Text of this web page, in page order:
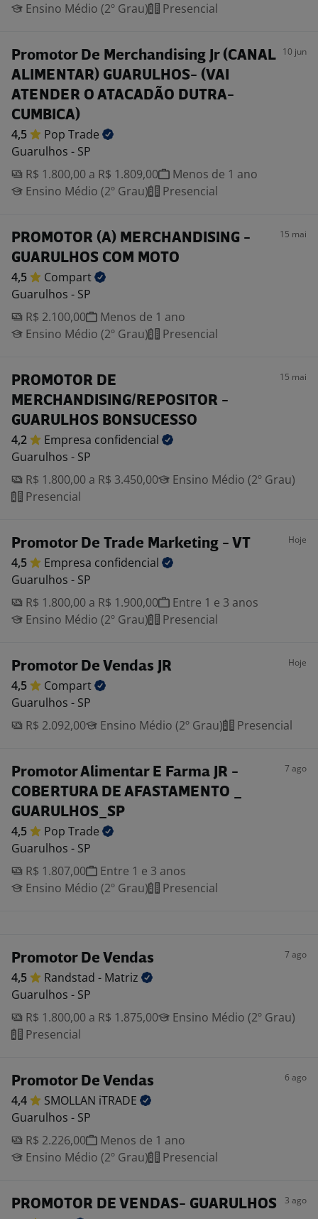
Ensino Médio (2º Grau)
Presencial
Promotor De Merchandising Jr (CANAL
ALIMENTAR) GUARULHOS- (VAI
ATENDER O ATACADÃO DUTRA-
CUMBICA)
10 jun
4,5 Pop Trade
Guarulhos - SP
R$ 1.800,00 a R$ 1.809,00
Menos de 1 ano
Ensino Médio (2º Grau)
Presencial
PROMOTOR (A) MERCHANDISING -
GUARULHOS COM MOTO
15 mai
4,5
Compart
Guarulhos - SP
R$ 2.100,00
Menos de 1 ano
Ensino Médio (2º Grau)
Presencial
PROMOTOR DE
MERCHANDISING/REPOSITOR -
GUARULHOS BONSUCESSO
15 mai
4,2 Empresa confidencial
Guarulhos - SP
R$ 1.800,00 a R$ 3.450,00
Ensino Médio (2º Grau)
Presencial
Promotor De Trade Marketing - VT Hoje
4,5 Empresa confidencial
Guarulhos - SP
R$ 1.800,00 a R$ 1.900,00
Entre 1 e 3 anos
Ensino Médio (2º Grau)
Presencial
Promotor De Vendas JR Hoje
4,5
Compart
Guarulhos - SP
R$ 2.092,00
Ensino Médio (2º Grau) Presencial
Promotor Alimentar E Farma JR -
COBERTURA DE AFASTAMENTO _
GUARULHOS_SP
7 ago
4,5 Pop Trade
Guarulhos - SP
R$ 1.807,00
Entre 1 e 3 anos
Ensino Médio (2º Grau)
Presencial
Promotor De Vendas 7 ago
4,5 Randstad - Matriz
Guarulhos - SP
R$ 1.800,00 a R$ 1.875,00
Ensino Médio (2º Grau)
Presencial
Promotor De Vendas 6 ago
4,4 SMOLLAN iTRADE
Guarulhos - SP
R$ 2.226,00
Menos de 1 ano
Ensino Médio (2º Grau)
Presencial
PROMOTOR DE VENDAS- GUARULHOS 3 ago